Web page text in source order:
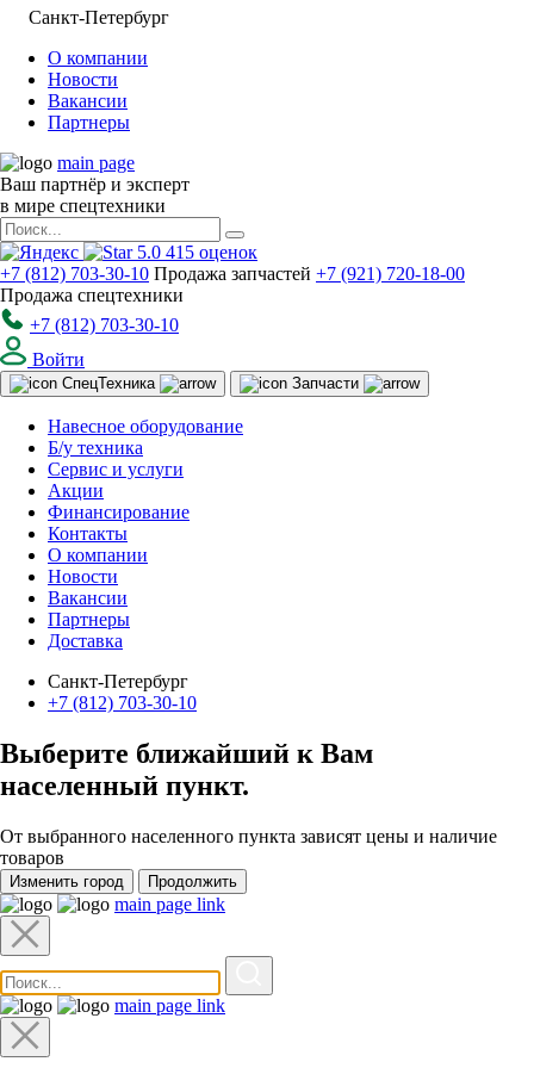
Санкт-Петербург
О компании
Новости
Вакансии
Партнеры
main page
Ваш партнёр и эксперт
в мире спецтехники
5.0 415 оценок
+7 (812) 703-30-10 Продажа запчастей +7 (921) 720-18-00
Продажа спецтехники
+7 (812) 703-30-10
Войти
СпецТехника Запчасти
Навесное оборудование
Б/у техника
Сервис и услуги
Акции
Финансирование
Контакты
О компании
Новости
Вакансии
Партнеры
Доставка
Санкт-Петербург
+7 (812) 703-30-10
Выберите ближайший к Вам
населенный пункт.
От выбранного населенного пункта зависят цены и наличие
товаров
Изменить город Продолжить
main page link
main page link